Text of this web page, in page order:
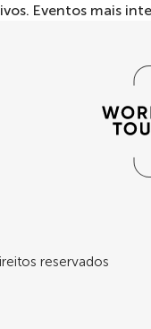
Eventos mais
reservados